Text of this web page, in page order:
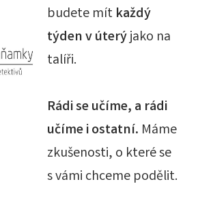
budete mít každý
týden v úterýjako na
talíři.
Rádi se učíme, a rádi
učíme i ostatní. Máme
zkušenosti, o které se
s vámi chceme podělit.